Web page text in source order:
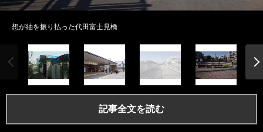
想が紬を振り払った代田富士見橋
記事全文を読む